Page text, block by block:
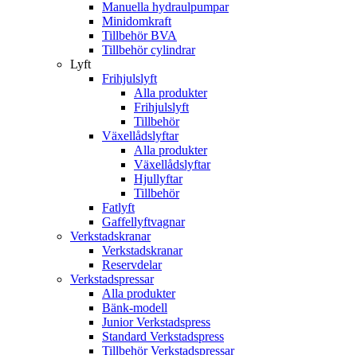
Manuella hydraulpumpar
Minidomkraft
Tillbehör BVA
Tillbehör cylindrar
Lyft
Frihjulslyft
Alla produkter
Frihjulslyft
Tillbehör
Växellådslyftar
Alla produkter
Växellådslyftar
Hjullyftar
Tillbehör
Fatlyft
Gaffellyftvagnar
Verkstadskranar
Verkstadskranar
Reservdelar
Verkstadspressar
Alla produkter
Bänk-modell
Junior Verkstadspress
Standard Verkstadspress
Tillbehör Verkstadspressar